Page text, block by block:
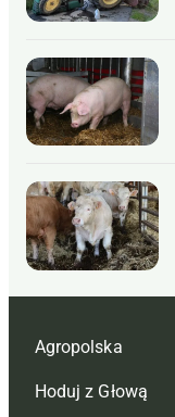
Agropolska
Redakcja
Hoduj z Głową